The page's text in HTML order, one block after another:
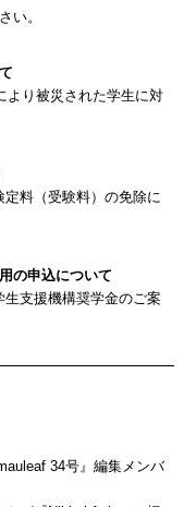
い。
より被災された学生に対
料（受験料）の免除に
の申込について
生支援機構奨学金のご案
34号』編集メンバ